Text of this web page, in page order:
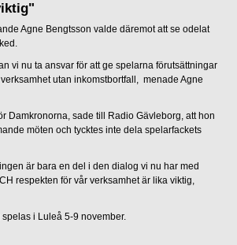
Agne Bengtsson valde däremot att se odelat
vi nu ta ansvar för att ge spelarna förutsättningar
utan inkomstbortfall, menade Agne
Damkronorna, sade till Radio Gävleborg, att hon
möten och tycktes inte dela spelarfackets
är bara en del i den dialog vi nu har med
respekten för vår verksamhet är lika viktig,
i Luleå 5-9 november.